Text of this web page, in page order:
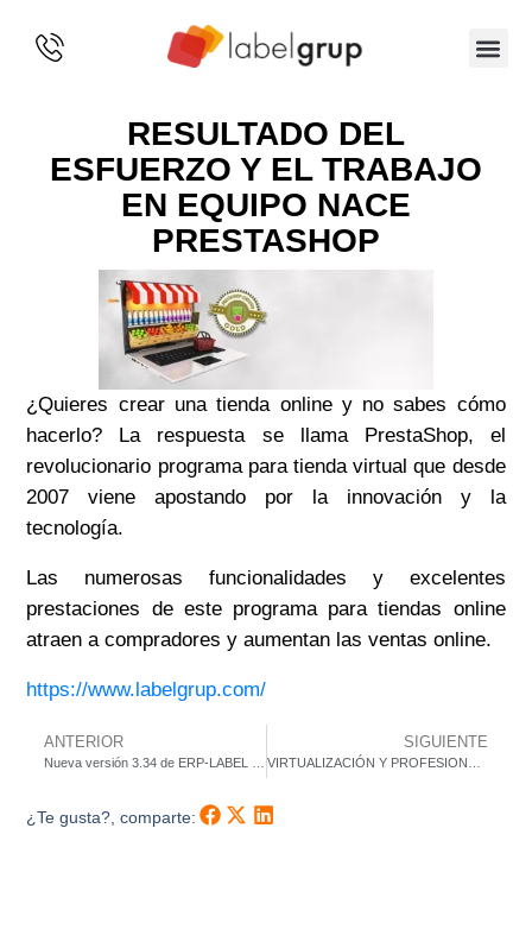
RESULTADO DEL
ESFUERZO Y EL TRABAJO
EN EQUIPO NACE
PRESTASHOP
¿Quieres crear una tienda online y no sabes cómo
hacerlo? La respuesta se llama PrestaShop, el
revolucionario programa para tienda virtual que desde
2007 viene apostando por la innovación y la
tecnología.
Las numerosas funcionalidades y excelentes
prestaciones de este programa para tiendas online
atraen acompradores y aumentan las ventas online.
https://www.labelgrup.com/
ANTERIOR SIGUIENTE
¿Te gusta?, comparte: